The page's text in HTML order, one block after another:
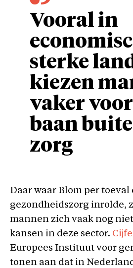
Vooral in
sterke
kiezen
vaker
baan
zorg
Daar waar Blom per toeval
gezondheidszorg inrolde,
mannen zich vaak nog
kansen in deze sector.
Europees Instituut voor
tonen aan dat in